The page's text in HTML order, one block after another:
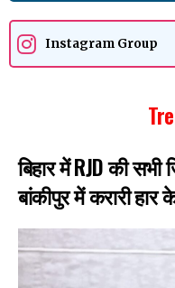
Instagram Group
बिहार में RJD की
बांकीपुर में करारी